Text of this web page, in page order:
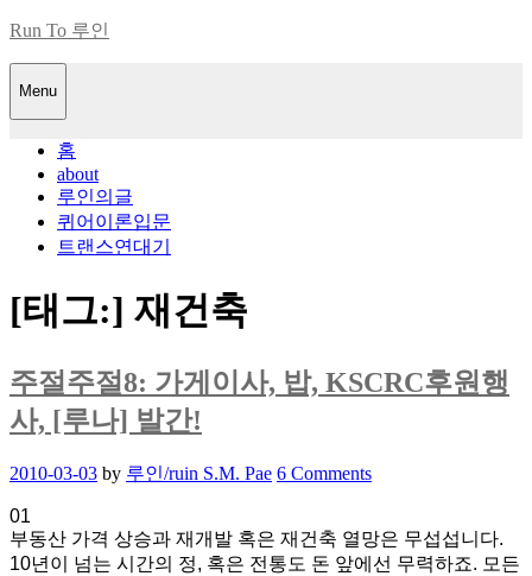
Skip
content
Run To 루인
Menu
홈
about
루인의글
퀴어이론입문
트랜스연대기
[태그:] 재건축
주절주절8: 가게이사, 밥, KSCRC후원행
사, [루나] 발간!
Posted
2010-03-03 by 루인/ruin S.M. Pae 6 Comments
01
부동산 가격 상승과 재개발 혹은 재건축 열망은 무섭섭니다.
10년이 넘는 시간의 정, 혹은 전통도 돈 앞에선 무력하죠. 모든